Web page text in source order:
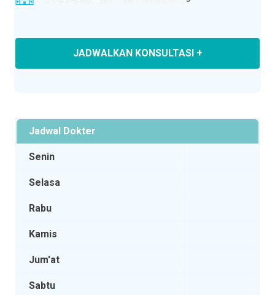
JADWALKAN KONSULTASI +
Jadwal Dokter
Senin
Selasa
Rabu
Kamis
Jum'at
Sabtu